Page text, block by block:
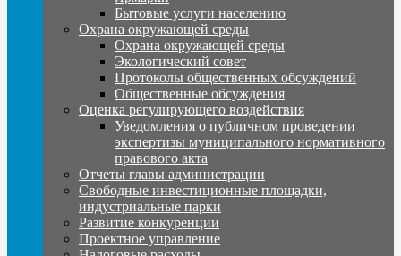
Бытовые услуги населению
Охрана окружающей среды
Охрана окружающей среды
Экологический совет
Протоколы общественных обсуждений
Общественные обсуждения
Оценка регулирующего воздействия
Уведомления о публичном проведении
экспертизы муниципального нормативного
правового акта
Отчеты главы администрации
Свободные инвестиционные площадки,
индустриальные парки
Развитие конкуренции
Проектное управление